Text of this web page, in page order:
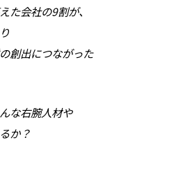
た会社の9割が、
創出につながった
な右腕人材や
か？